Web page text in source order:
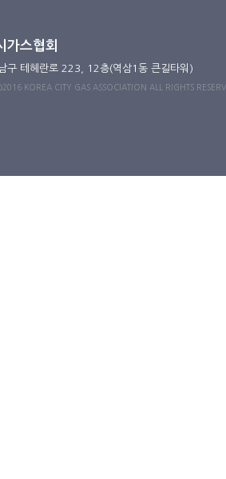
가스협회
구 테헤란로 223, 12층(역삼1동 큰길타워)
KOREA CITY GAS ASSOCIATION ALL RIGHTS